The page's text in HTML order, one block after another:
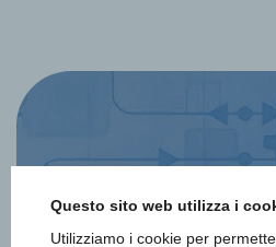
Questo sito web utilizza i
Utilizziamo i cookie per